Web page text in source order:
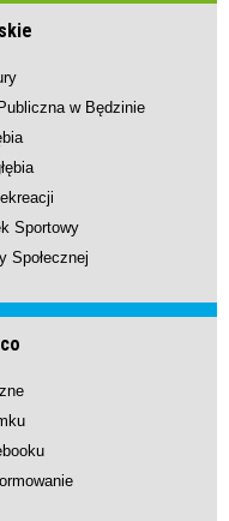
w Będzinie
Sportowy
Społecznej